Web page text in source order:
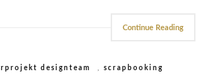
Continue Reading
designteam , scrapbooking